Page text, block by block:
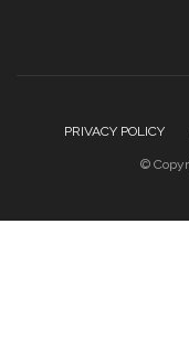
PRIVACY POLICY
©